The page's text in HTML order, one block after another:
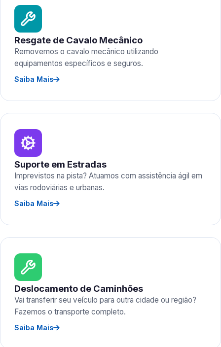
Resgate de Cavalo Mecânico
Removemos o cavalo mecânico utilizando
equipamentos específicos e seguros.
Saiba Mais
Suporte em Estradas
Imprevistos na pista? Atuamos com assistência ágil em
vias rodoviárias e urbanas.
Saiba Mais
Deslocamento de Caminhões
Vai transferir seu veículo para outra cidade ou região?
Fazemos o transporte completo.
Saiba Mais